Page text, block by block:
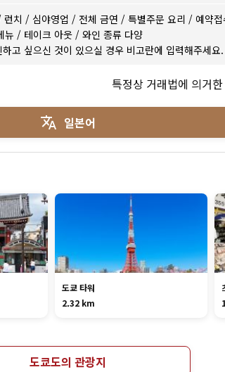
런치 / 심야영업 / 전체 금연 / 특별주문 요리 / 예약
뉴 / 테이크 아웃 / 와인 종류 다양
고 싶으신 것이 있으실 경우 비고란에 입력해주세요.
특정상 거래법에 의거
일본어
도쿄 타워
2.32 km
도쿄도의 관광지